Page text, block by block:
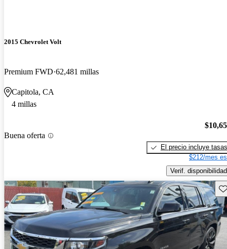
2015 Chevrolet Volt
Premium FWD 62,481 millas
Capitola, CA
4 millas
Buena oferta
El precio incluye tasas
$212/mes
Verif. disponibilidad